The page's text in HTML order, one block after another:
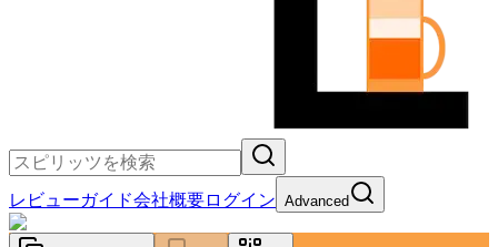
レビューガイド会社概要ログイン Advanced